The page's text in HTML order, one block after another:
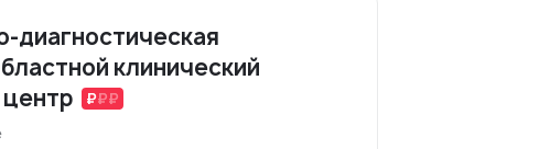
диагностическая
клинический